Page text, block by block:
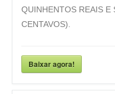
QUINHENTOS REAIS E
CENTAVOS).
Baixar agora!